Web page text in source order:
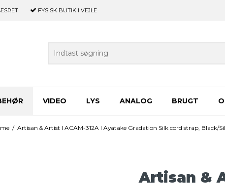
FYSISK BUTIK I VEJLE
VIDEO LYS ANALOG BRUGT
/ Artisan & Artist I ACAM-312A I Ayatake Gradation Silk cord strap, Black/
Artisan &